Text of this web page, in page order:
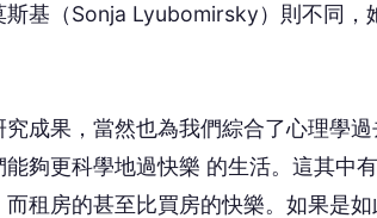
基（Sonja Lyubomirsky）則不同，
果，當然也為我們綜合了心理學過
夠更科學地過快樂 的生活。這其中
租房的甚至比買房的快樂。如果是